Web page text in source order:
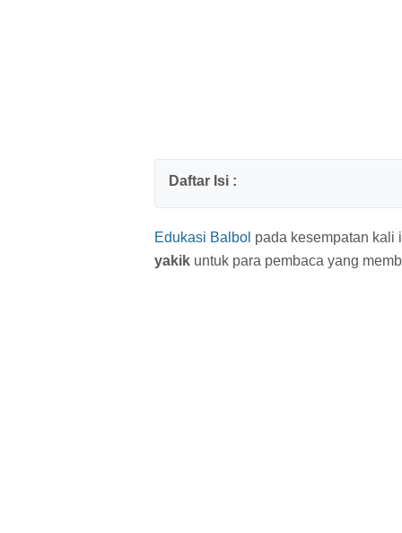
Edukasi Balbol pada kesempatan
yakik untuk para pembaca yang